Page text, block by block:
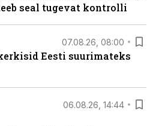
seal tugevat kontrolli
07.08.26, 08:00
Eesti suurimateks
06.08.26, 14:44